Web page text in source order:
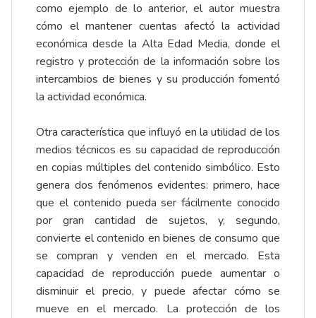
como ejemplo de lo anterior, el autor muestra
cómo el mantener cuentas afectó la actividad
económica desde la Alta Edad Media, donde el
registro y protección de la información sobre los
intercambios de bienes y su producción fomentó
la actividad económica.
Otra característica que influyó en la utilidad de los
medios técnicos es su capacidad de reproducción
en copias múltiples del contenido simbólico. Esto
genera dos fenómenos evidentes: primero, hace
que el contenido pueda ser fácilmente conocido
por gran cantidad de sujetos, y, segundo,
convierte el contenido en bienes de consumo que
se compran y venden en el mercado. Esta
capacidad de reproducción puede aumentar o
disminuir el precio, y puede afectar cómo se
mueve en el mercado. La protección de los